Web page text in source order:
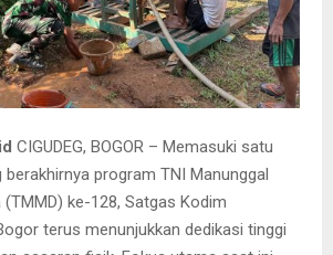
CIGUDEG, BOGOR – Memasuki satu
program TNI Manunggal
ke-128, Satgas Kodim
terus menunjukkan dedikasi tinggi